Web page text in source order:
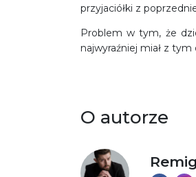
przyjaciółki z
Problem w tym, że
najwyraźniej miał z
O autorze